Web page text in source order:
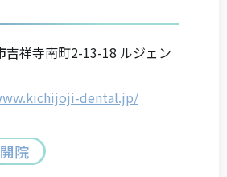
吉祥寺南町2-13-18 ルジェン
dental.jp/
院